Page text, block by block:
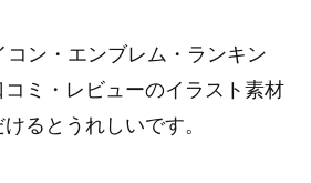
ン・エンブレム・ランキン
ミ・レビューのイラスト素材
るとうれしいです。